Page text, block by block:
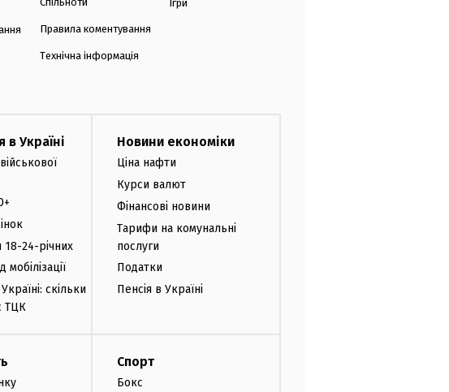
Правила коментування
Технічна інформація
Ігри
в Україні
18-24-річних
мобілізації
скільки
ТЦК
Новини економіки
Ціна нафти
Курси валют
Фінансові новини
Тарифи на комунальні
послуги
Податки
Пенсія в Україні
Спорт
Бокс